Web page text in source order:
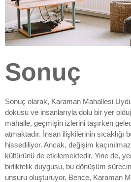
Sonuç
Sonuç olarak, Karaman Mahallesi
dokusu ve insanlarıyla dolu bir yer
mahalle, geçmişin izlerini taşırken
atmaktadır. İnsan ilişkilerinin sıcaklığı
hissediliyor. Ancak, değişim
kültürünü de etkilemektedir. Yine de,
birliktelik duygusu, bu dönüşüm
unsuru oluşturuyor. Bence, Karaman